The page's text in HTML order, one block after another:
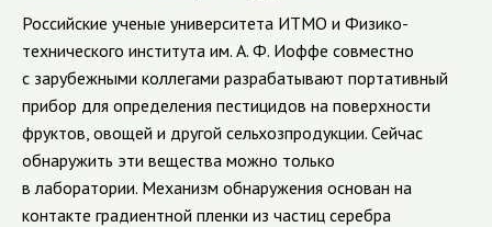
Российские ученые университета ИТМО и Физико-
технического института им. А. Ф. Иоффе совместно
с зарубежными коллегами разрабатывают портативный
прибор для определения пестицидов на поверхности
фруктов, овощей и другой сельхозпродукции. Сейчас
обнаружить эти вещества можно только
в лаборатории. Механизм обнаружения основан на
контакте градиентной пленки из частиц серебра